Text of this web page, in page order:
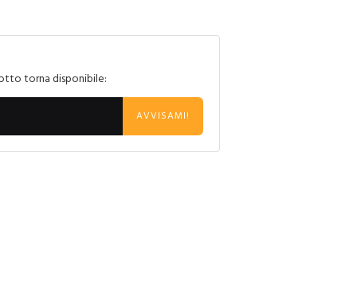
torna disponibile:
AVVISAMI!